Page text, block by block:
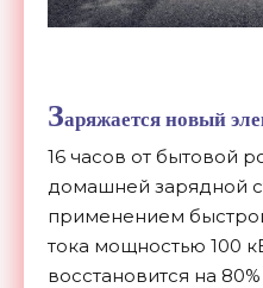
Заряжается новый
16 часов от бытовой
домашней зарядной
применением
тока мощностью 100
восстановится на